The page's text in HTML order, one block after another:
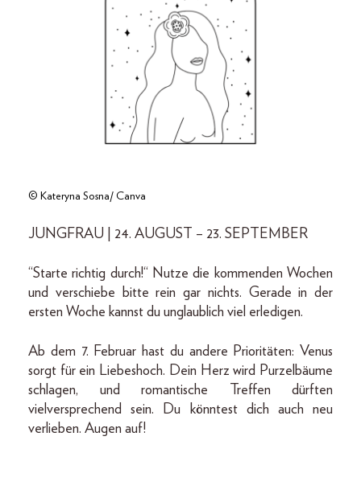
© Kateryna Sosna/ Canva
JUNGFRAU | 24. AUGUST – 23. SEPTEMBER
“Starte richtig durch!“ Nutze die kommenden Wochen
und verschiebe bitte rein gar nichts. Gerade in der
ersten Woche kannst du unglaublich viel erledigen.
Ab dem 7. Februar hast du andere Prioritäten: Venus
sorgt für ein Liebeshoch. Dein Herz wird Purzelbäume
schlagen, und romantische Treffen dürften
vielversprechend sein. Du könntest dich auch neu
verlieben. Augen auf!